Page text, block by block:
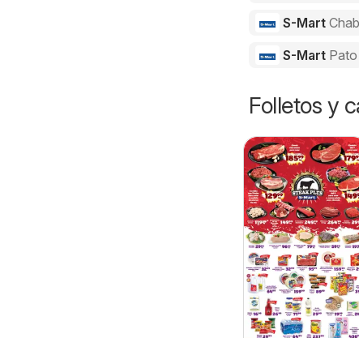
S-Mart
S-Mart Pato
Folletos y